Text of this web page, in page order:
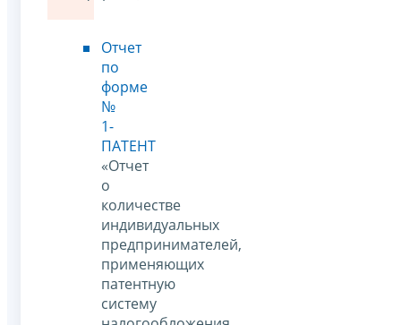
Отчет
по
форме
№
1-
ПАТЕНТ
«Отчет
о
количестве
индивидуальных
предпринимателей,
применяющих
патентную
систему